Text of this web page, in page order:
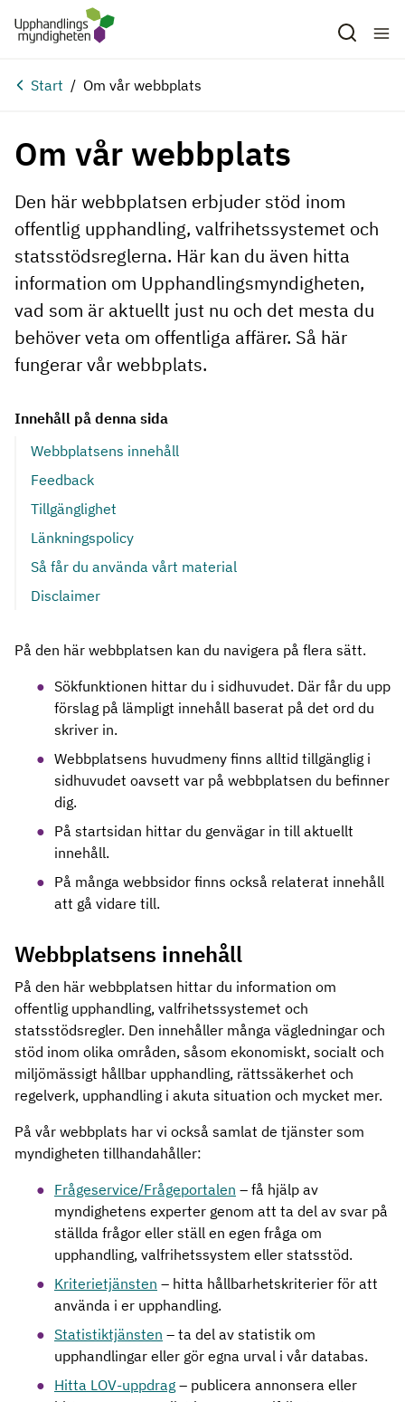
Hoppa till huvudinnehåll
Start Om vår webbplats
Om vår webbplats
Den här webbplatsen erbjuder stöd inom
offentlig upphandling, valfrihetssystemet och
statsstödsreglerna. Här kan du även hitta
information om Upphandlingsmyndigheten,
vad som är aktuellt just nu och det mesta du
behöver veta om offentliga affärer. Så här
fungerar vår webbplats.
Innehåll på denna sida
Webbplatsens innehåll
Feedback
Tillgänglighet
Länkningspolicy
Så får du använda vårt material
Disclaimer
På den här webbplatsen kan du navigera på flera sätt.
Sökfunktionen hittar du i sidhuvudet. Där får du upp
förslag på lämpligt innehåll baserat på det ord du
skriver in.
Webbplatsens huvudmeny finns alltid tillgänglig i
sidhuvudet oavsett var på webbplatsen du befinner
dig.
På startsidan hittar du genvägar in till aktuellt
innehåll.
På många webbsidor finns också relaterat innehåll
att gå vidare till.
Webbplatsens innehåll
På den här webbplatsen hittar du information om
offentlig upphandling, valfrihetssystemet och
statsstödsregler. Den innehåller många vägledningar och
stöd inom olika områden, såsom ekonomiskt, socialt och
miljömässigt hållbar upphandling, rättssäkerhet och
regelverk, upphandling i akuta situation och mycket mer.
På vår webbplats har vi också samlat de tjänster som
myndigheten tillhandahåller:
Frågeservice/Frågeportalen – få hjälp av
myndighetens experter genom att ta del av svar på
ställda frågor eller ställ en egen fråga om
upphandling, valfrihetssystem eller statsstöd.
Kriterietjänsten – hitta hållbarhetskriterier för att
använda i er upphandling.
Statistiktjänsten – ta del av statistik om
upphandlingar eller gör egna urval i vår databas.
Hitta LOV-uppdrag – publicera annonsera eller